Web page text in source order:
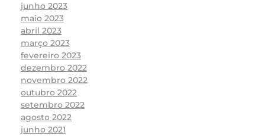
junho 2023
maio 2023
abril 2023
março 2023
fevereiro 2023
dezembro 2022
novembro 2022
outubro 2022
setembro 2022
agosto 2022
junho 2021